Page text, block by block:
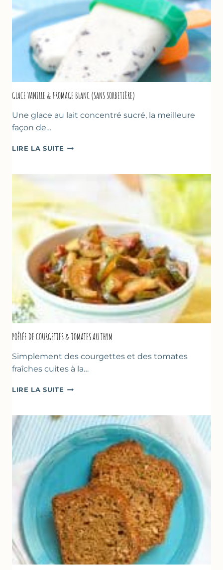
GLACE VANILLE & FROMAGE BLANC (SANS SORBETIÈRE)
Une glace au lait concentré sucré, la meilleure
façon de…
LIRE LA SUITE GLACE
POÊLÉE DE COURGETTES & TOMATES AU THYM
Simplement des courgettes et des tomates
fraîches cuites à la…
LIRE LA SUITE POÊLÉE
&
TOMATES
AU
THYM